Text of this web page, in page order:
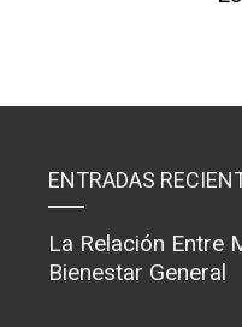
ENTRADAS
La Relación Entre
Bienestar General